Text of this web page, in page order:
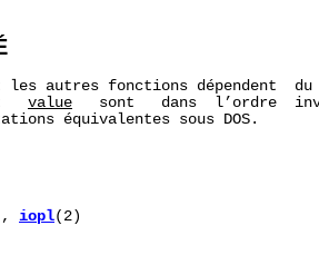
autres fonctions dépendent
value
sont   dans  l’ordre
équivalentes sous DOS.
iopl(2)